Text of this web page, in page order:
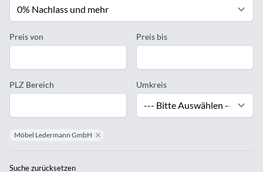
Preis von Preis bis
PLZ Bereich Umkreis
Möbel Ledermann GmbH remove Möbel Ledermann GmbH
Suche zurücksetzen